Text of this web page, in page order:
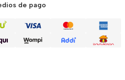
de pago